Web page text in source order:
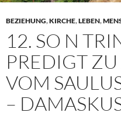
BEZIEHUNG,KIRCHE,LEBEN,
12. SO N
PREDIGT
VOM
–